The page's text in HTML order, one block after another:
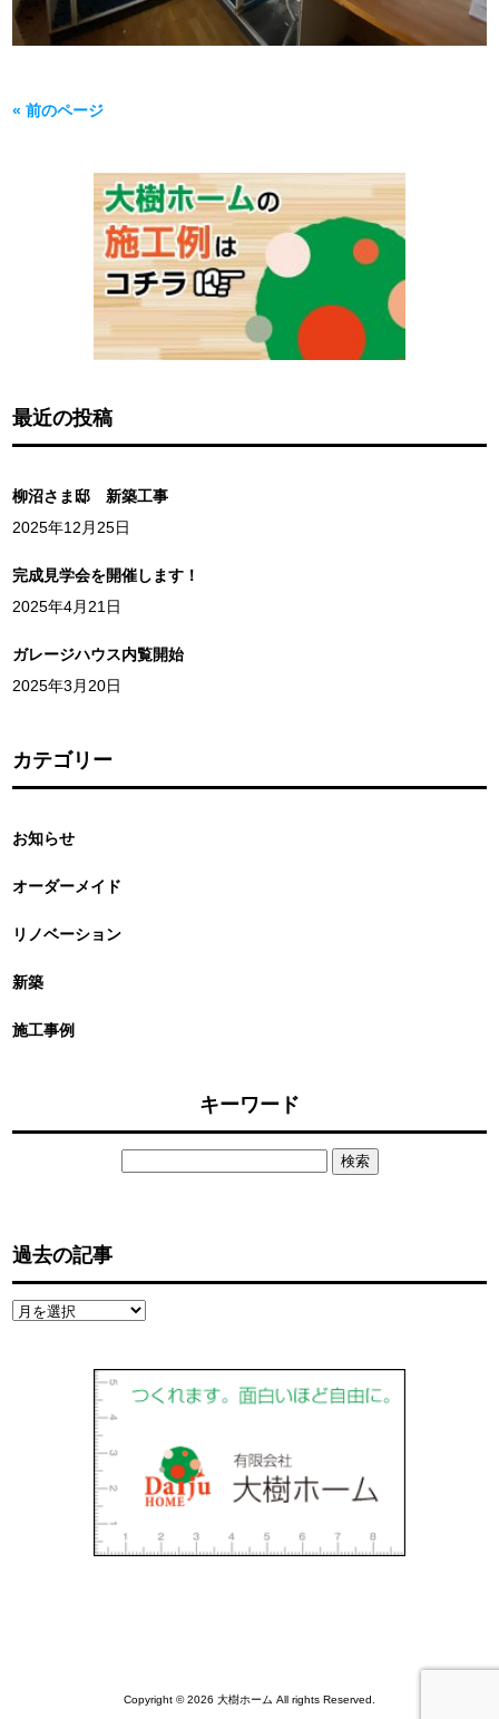
« 前のページ
最近の投稿
柳沼さま邸 新築工事
2025年12月25日
完成見学会を開催します！
2025年4月21日
ガレージハウス内覧開始
2025年3月20日
カテゴリー
お知らせ
オーダーメイド
リノベーション
新築
施工事例
キーワード
過去の記事
過
Copyright © 2026 大樹ホーム All rights Reserved.